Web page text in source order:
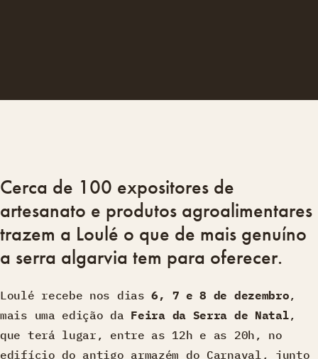
Cerca de 100 expositores de
artesanato e produtos agroalimentares
trazem a Loulé o que de mais genuíno
a serra algarvia tem para oferecer.
Loulé recebe nos dias 6, 7 e 8 de dezembro,
mais uma edição da Feira da Serra de Natal,
que terá lugar, entre as 12h e as 20h, no
edifício do antigo armazém do Carnaval, junto